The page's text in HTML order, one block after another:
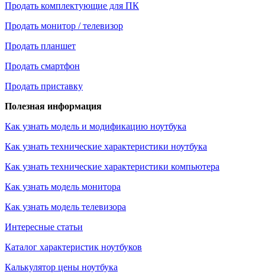
Продать комплектующие для ПК
Продать монитор / телевизор
Продать планшет
Продать смартфон
Продать приставку
Полезная информация
Как узнать модель и модификацию ноутбука
Как узнать технические характеристики ноутбука
Как узнать технические характеристики компьютера
Как узнать модель монитора
Как узнать модель телевизора
Интересные статьи
Каталог характеристик ноутбуков
Калькулятор цены ноутбука